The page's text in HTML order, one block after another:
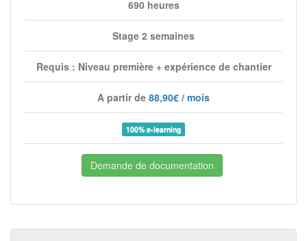
690 heures
Stage 2 semaines
Requis : Niveau première + expérience de chantier
A partir de 88,90€ / mois
100% e-learning
Demande de documentation